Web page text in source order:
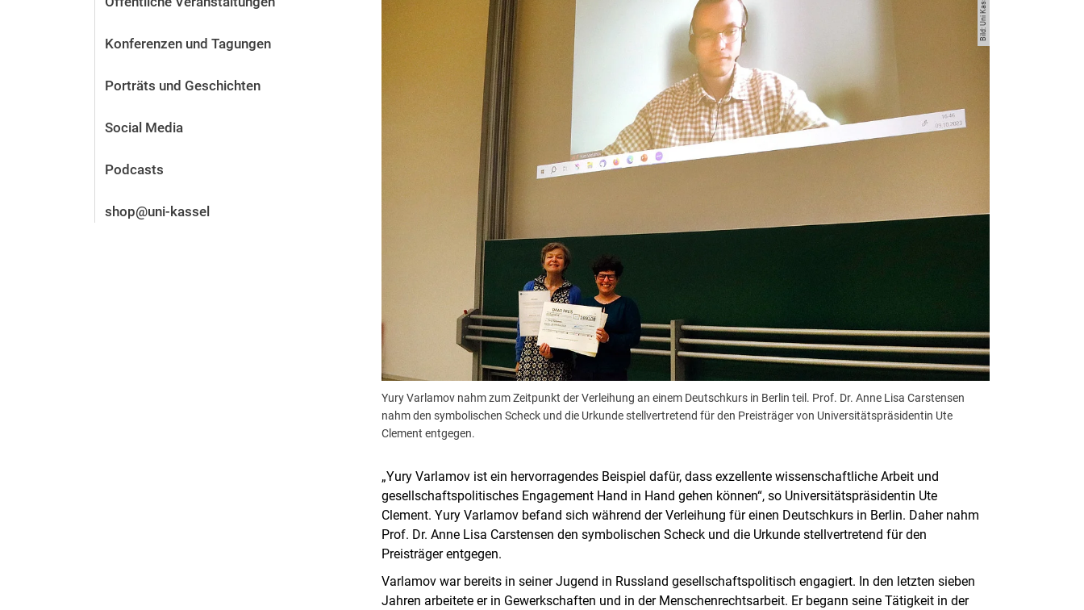
Stellenangebote
Alum­ni und Freunde
Kontakt und Standorte
Konferenzen und Tagungen
Porträts und Geschichten
Social Media
Podcasts
shop@uni-kassel
Bild: Uni Kassel.
Yury Varlamov nahm zum Zeitpunkt der Verleihung an einem Deutschkurs in Berlin teil. Prof. Dr. Anne Lisa Carstensen
nahm den symbolischen Scheck und die Urkunde stellvertretend für den Preisträger von Universitätspräsidentin Ute
Clement entgegen.
„Yury Varlamov ist ein hervorragendes Beispiel dafür, dass exzellente wissenschaftliche Arbeit und
gesellschaftspolitisches Engagement Hand in Hand gehen können“, so Universitätspräsidentin Ute
Clement. Yury Varlamov befand sich während der Verleihung für einen Deutschkurs in Berlin. Daher nahm
Prof. Dr. Anne Lisa Carstensen den symbolischen Scheck und die Urkunde stellvertretend für den
Preisträger entgegen.
Varlamov war bereits in seiner Jugend in Russland gesellschaftspolitisch engagiert. In den letzten sieben
Jahren arbeitete er in Gewerkschaften und in der Menschenrechtsarbeit. Er begann seine Tätigkeit in der